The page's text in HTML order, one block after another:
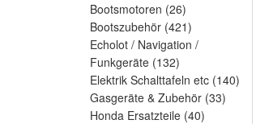
Bootsmotoren (26)
Bootszubehör (421)
Echolot / Navigation /
Funkgeräte (132)
Elektrik Schalttafeln etc (140)
Gasgeräte & Zubehör (33)
Honda Ersatzteile (40)